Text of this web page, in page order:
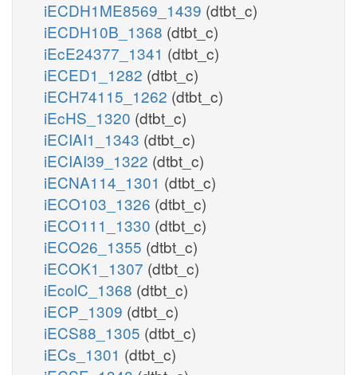
iECDH1ME8569_1439 (dtbt_c)
iECDH10B_1368 (dtbt_c)
iEcE24377_1341 (dtbt_c)
iECED1_1282 (dtbt_c)
iECH74115_1262 (dtbt_c)
iEcHS_1320 (dtbt_c)
iECIAI1_1343 (dtbt_c)
iECIAI39_1322 (dtbt_c)
iECNA114_1301 (dtbt_c)
iECO103_1326 (dtbt_c)
iECO111_1330 (dtbt_c)
iECO26_1355 (dtbt_c)
iECOK1_1307 (dtbt_c)
iEcolC_1368 (dtbt_c)
iECP_1309 (dtbt_c)
iECS88_1305 (dtbt_c)
iECs_1301 (dtbt_c)